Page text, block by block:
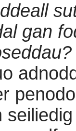
gan